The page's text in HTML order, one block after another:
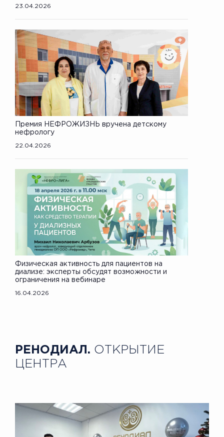
23.04.2026
Премия НЕФРОЖИЗНЬ вручена детскому
нефрологу
22.04.2026
Физическая активность для пациентов на
диализе: эксперты обсудят возможности и
ограничения на вебинаре
16.04.2026
РЕНОДИАЛ. ОТКРЫТИЕ
ЦЕНТРА